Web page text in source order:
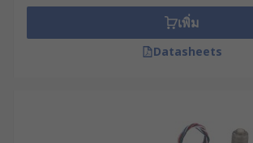
เพิ่ม
Datasheets